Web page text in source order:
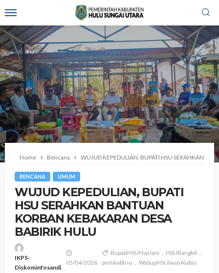
Home Bencana ‎WUJUD KEPEDULIAN, BUPATI HSU SERAHKAN
BENCANA UMUM
‎WUJUD KEPEDULIAN, BUPATI
HSU SERAHKAN BANTUAN
KORBAN KEBAKARAN DESA
BABIRIK HULU ‎
IKPS-
Diskominfosandi
05/04/2026
BupatiHSUHajiJani
HSUBangkit
pemkabhsu
WabupHSUIwanAlabio